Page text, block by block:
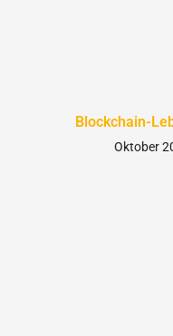
Blockchain-
Oktober